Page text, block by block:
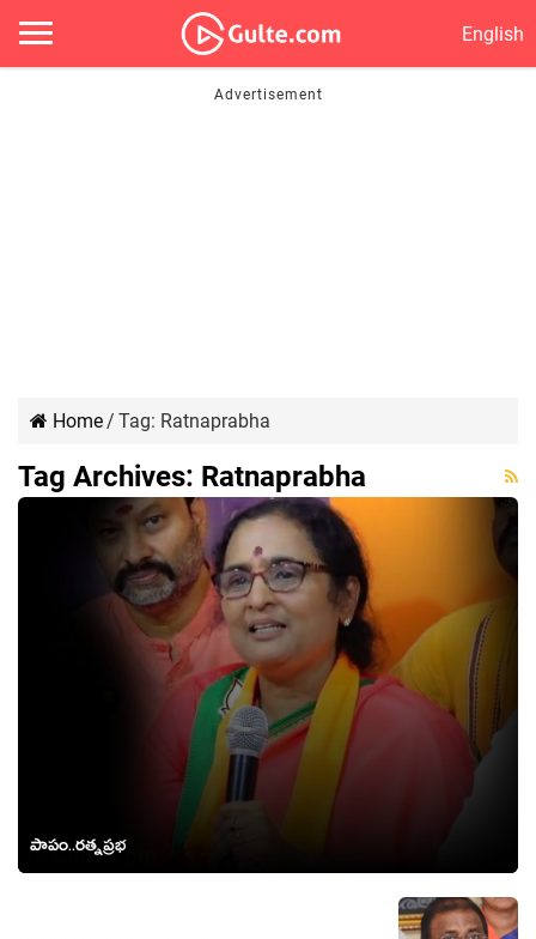
English
Home/ Tag: Ratnaprabha
Tag Archives: Ratnaprabha
పాపం..రత్నప్రభ